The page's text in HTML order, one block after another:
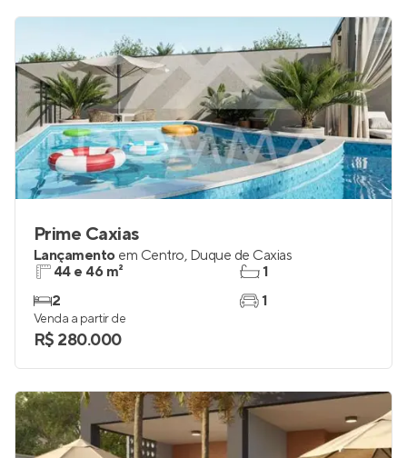
Prime Caxias
Lançamento em Centro, Duque de Caxias
44 e 46 m²
2
1
1
Venda a partir de
R$ 280.000